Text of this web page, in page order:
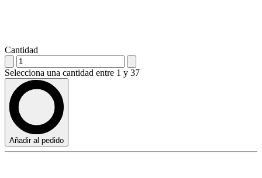
Cantidad
Selecciona una cantidad entre 1 y 37
Añadir al pedido